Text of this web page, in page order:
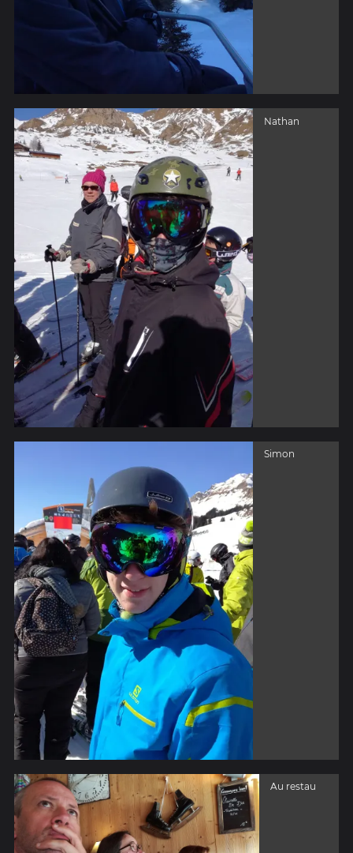
Nathan
Simon
Au restau